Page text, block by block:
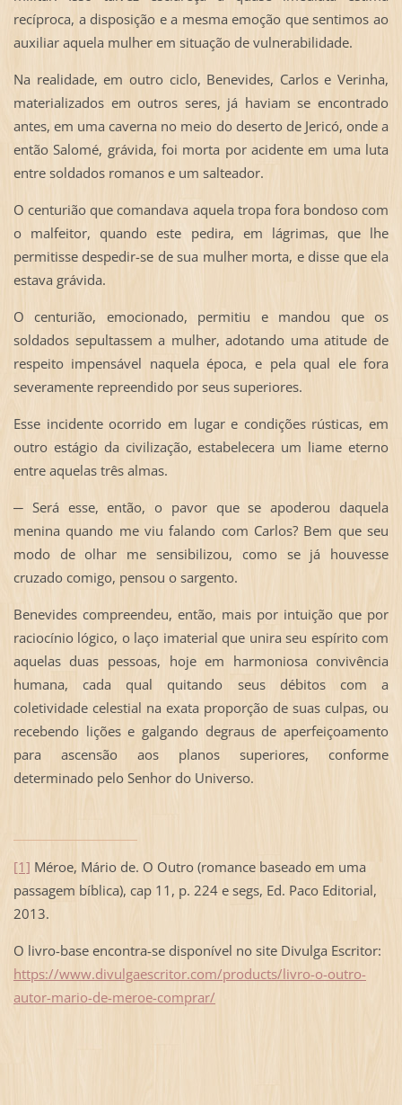
recíproca, a disposição e a mesma emoção que sentimos ao
auxiliar aquela mulher em situação de vulnerabilidade.
Na realidade, em outro ciclo, Benevides, Carlos e Verinha,
materializados em outros seres, já haviam se encontrado
antes, em uma caverna no meio do deserto de Jericó, onde a
então Salomé, grávida, foi morta por acidente em uma luta
entre soldados romanos e um salteador.
O centurião que comandava aquela tropa fora bondoso com
o malfeitor, quando este pedira, em lágrimas, que lhe
permitisse despedir-se de sua mulher morta, e disse que ela
estava grávida.
O centurião, emocionado, permitiu e mandou que os
soldados sepultassem a mulher, adotando uma atitude de
respeito impensável naquela época, e pela qual ele fora
severamente repreendido por seus superiores.
Esse incidente ocorrido em lugar e condições rústicas, em
outro estágio da civilização, estabelecera um liame eterno
entre aquelas três almas.
─ Será esse, então, o pavor que se apoderou daquela
menina quando me viu falando com Carlos? Bem que seu
modo de olhar me sensibilizou, como se já houvesse
cruzado comigo, pensou o sargento.
Benevides compreendeu, então, mais por intuição que por
raciocínio lógico, o laço imaterial que unira seu espírito com
aquelas duas pessoas, hoje em harmoniosa convivência
humana, cada qual quitando seus débitos com a
coletividade celestial na exata proporção de suas culpas, ou
recebendo lições e galgando degraus de aperfeiçoamento
para ascensão aos planos superiores, conforme
determinado pelo Senhor do Universo.
[1] Méroe, Mário de. O Outro (romance baseado em uma
passagem bíblica), cap 11, p. 224 e segs, Ed. Paco Editorial,
2013.
O livro-base encontra-se disponível no site Divulga Escritor:
https://www.divulgaescritor.com/products/livro-o-outro-
autor-mario-de-meroe-comprar/